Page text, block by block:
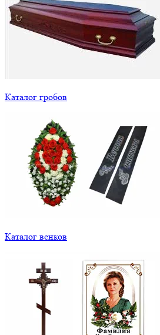
Каталог гробов
Каталог венков